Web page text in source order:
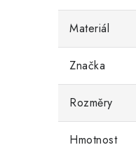
Materiál
Značka
Rozměry
Hmotnost